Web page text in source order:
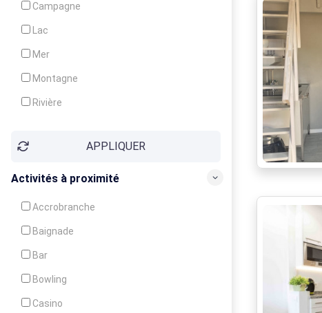
Campagne
Lac
Mer
Montagne
Rivière
APPLIQUER
Activités à proximité
Accrobranche
Baignade
Bar
Bowling
Casino